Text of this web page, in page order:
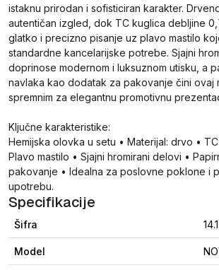
istaknu prirodan i sofisticiran karakter.
autentičan izgled, dok TC kuglica debljine
glatko i precizno pisanje uz plavo mastilo
standardne kancelarijske potrebe. Sjajni
doprinose modernom i luksuznom utisku, a
navlaka kao dodatak za pakovanje čini ovaj
spremnim za elegantnu promotivnu
Ključne karakteristike:
Hemijska olovka u setu • Materijal: drvo •
Plavo mastilo • Sjajni hromirani delovi •
pakovanje • Idealna za poslovne poklone i
upotrebu.
Specifikacije
Šifra
Model